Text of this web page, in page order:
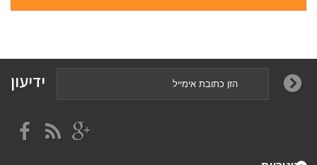
ידיעון